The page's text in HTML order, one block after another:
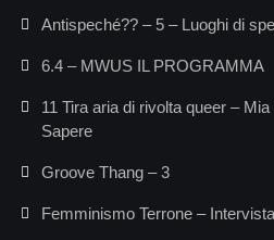
Antispeché?? – 5 – Luoghi di
6.4 – MWUS IL PROGRAMMA
11 Tira aria di rivolta queer –
Sapere
Groove Thang – 3
Femminismo Terrone –